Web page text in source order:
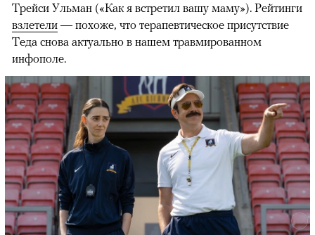
Трейси Ульман («Как я встретил вашу маму»). Рейтинги
взлетели — похоже, что терапевтическое присутствие
Теда снова актуально в нашем травмированном
инфополе.